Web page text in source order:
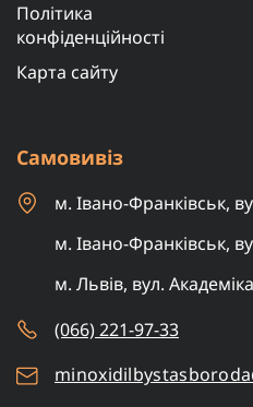
Політика
конфіденційності
Карта сайту
Самовивіз
м. Івано-Франківськ,
м. Івано-Франківськ,
м. Львів, вул.
(066) 221-97-33